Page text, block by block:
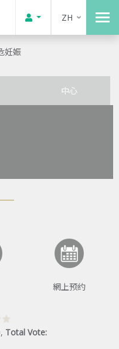
ZH
妊娠
中心
網上预约
, Total Vote: